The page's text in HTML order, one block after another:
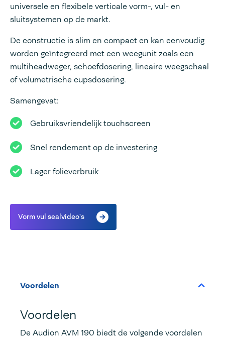
universele en flexibele verticale vorm-, vul- en
sluitsystemen op de markt.
De constructie is slim en compact en kan eenvoudig
worden geïntegreerd met een weegunit zoals een
multiheadweger, schoefdosering, lineaire weegschaal
of volumetrische cupsdosering.
Samengevat:
Gebruiksvriendelijk touchscreen
Snel rendement op de investering
Lager folieverbruik
Vorm vul sealvideo's
Voordelen
Voordelen
De Audion AVM 190 biedt de volgende voordelen